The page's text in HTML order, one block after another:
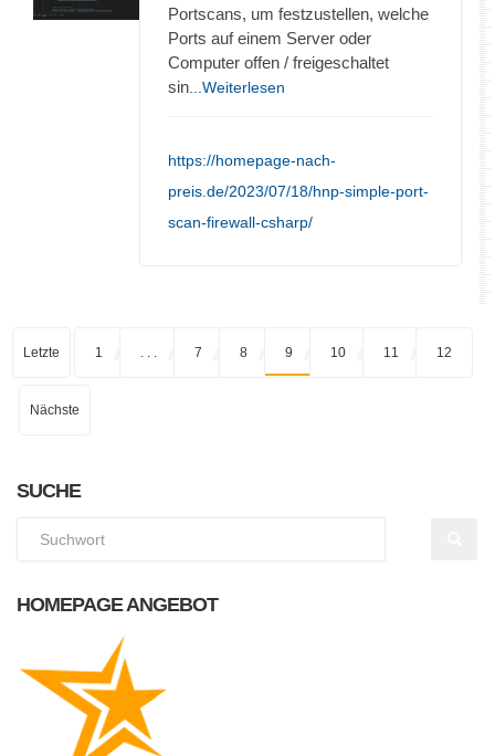
Portscans, um festzustellen, welche
Ports auf einem Server oder
Computer offen / freigeschaltet
sin ...Weiterlesen
https://homepage-nach-
preis.de/2023/07/18/hnp-simple-port-
scan-firewall-csharp/
Letzte 1 7 8 9 10 11 12
Nächste
SUCHE
HOMEPAGE ANGEBOT